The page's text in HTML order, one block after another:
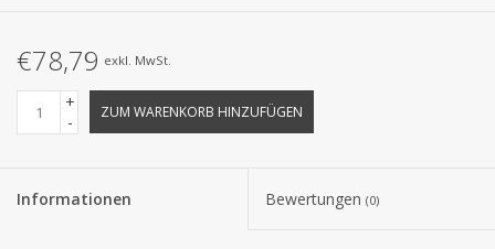
€78,79 exkl. MwSt.
+
-
ZUM WARENKORB HINZUFÜGEN
Informationen Bewertungen (0)